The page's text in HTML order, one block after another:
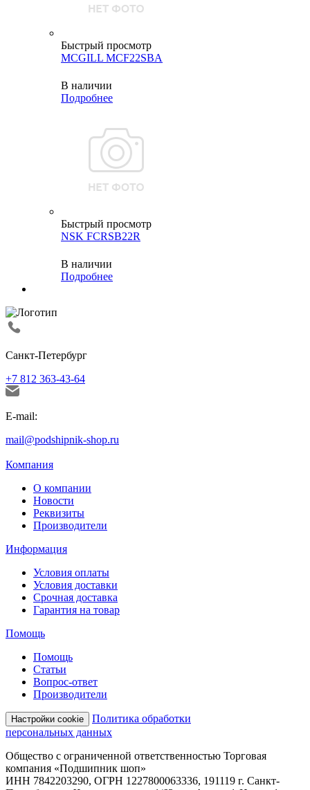
Быстрый просмотр
MCGILL MCF22SBA
В наличии
Подробнее
Быстрый просмотр
NSK FCRSB22R
В наличии
Подробнее
Санкт-Петербург
+7 812 363-43-64
E-mail:
mail@podshipnik-shop.ru
Компания
О компании
Новости
Реквизиты
Производители
Информация
Условия оплаты
Условия доставки
Срочная доставка
Гарантия на товар
Помощь
Помощь
Статьи
Вопрос-ответ
Производители
Настройки cookie
Политика обработки
персональных данных
Общество с ограниченной ответственностью Торговая
компания «Подшипник шоп»
ИНН 7842203290, ОГРН 1227800063336, 191119 г. Санкт-